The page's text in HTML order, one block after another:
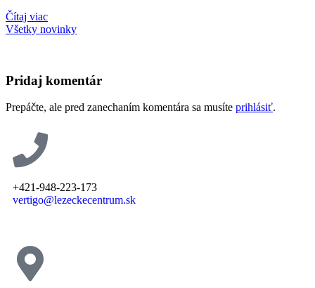
Čítaj viac
Všetky novinky
Pridaj komentár
Prepáčte, ale pred zanechaním komentára sa musíte prihlásiť.
+421-948-223-173
vertigo@lezeckecentrum.sk